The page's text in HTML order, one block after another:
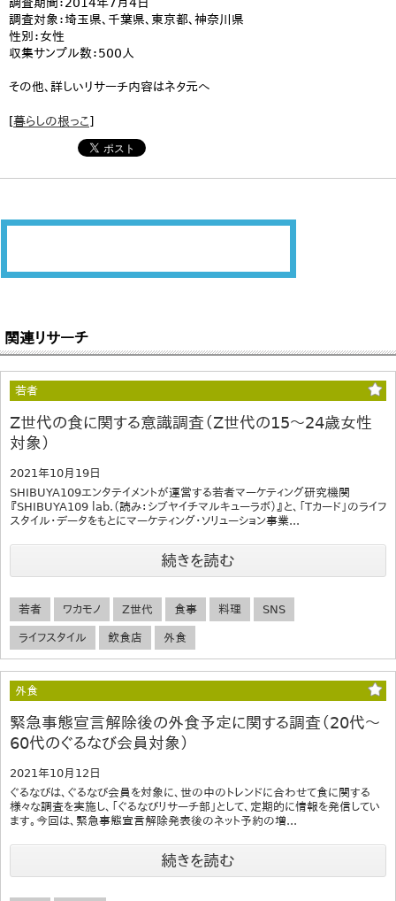
調査対象：埼玉県、千葉県、東京都、神奈川県
性別：女性
収集サンプル数：500人
その他、詳しいリサーチ内容はネタ元へ
[暮らしの根っこ]
関連リサーチ
若者
Z世代の食に関する意識調査（Z世代の15～24歳女性
対象）
2021年10月19日
SHIBUYA109エンタテイメントが運営する若者マーケティング研究機関
『SHIBUYA109 lab.（読み：シブヤイチマルキューラボ）』と、「Tカード」のライフ
スタイル・データをもとにマーケティング・ソリューション事業...
続きを読む
若者 ワカモノ Z世代 食事 料理 SNS
ライフスタイル 飲食店 外食
外食
緊急事態宣言解除後の外食予定に関する調査（20代～
60代のぐるなび会員対象）
2021年10月12日
ぐるなびは、ぐるなび会員を対象に、世の中のトレンドに合わせて食に関する
様々な調査を実施し、「ぐるなびリサーチ部」として、定期的に情報を発信してい
ます。今回は、緊急事態宣言解除発表後のネット予約の増...
続きを読む